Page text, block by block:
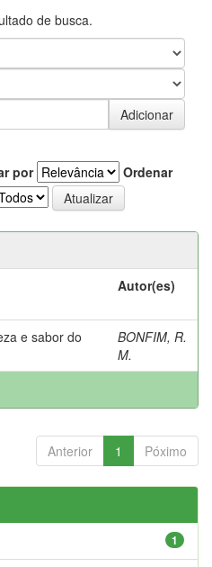
de busca.
por
Ordenar
Autor(es)
e sabor do
BONFIM, R.
M.
Anterior 1 Póximo
1